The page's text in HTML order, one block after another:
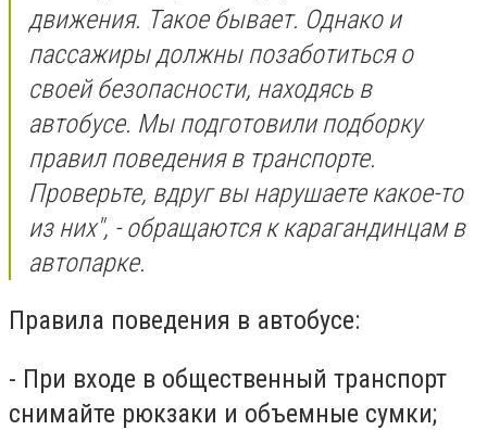
движения. Такое бывает. Однако и
пассажиры должны позаботиться о
своей безопасности, находясь в
автобусе. Мы подготовили подборку
правил поведения в транспорте.
Проверьте, вдруг вы нарушаете какое-то
из них", - обращаются к карагандинцам в
автопарке.
Правила поведения в автобусе:
- При входе в общественный транспорт
снимайте рюкзаки и объемные сумки;